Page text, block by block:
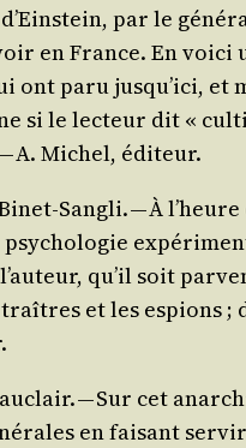
, par le
en France. En voi­ci
ont paru jusqu’ici,
si le lec­teur dit «
A. Michel, éditeur.
San­gli. — À
qu’il soit
et les espions
— Sur cet
en fai­sant